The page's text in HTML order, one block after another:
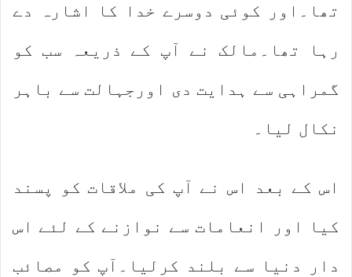
تھا۔اور کوئی دوسرے خدا کا اشارہ دے
رہا تھا۔مالک نے آپ کے ذریعہ سب کو
گمراہی سے ہدایت دی اورجہالت سے باہر
نکال لیا۔
اس کے بعد اس نے آپ کی ملاقات کو پسند
کیا اور انعامات سے نوازنے کے لئے اس
دار دنیا سے بلند کرلیا۔آپ کو مصائب